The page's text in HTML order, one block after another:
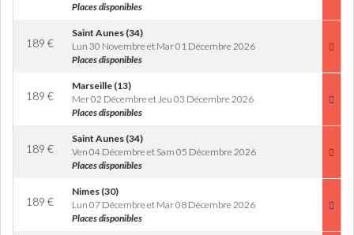
Places disponibles
189 €
Saint Aunes (34)
Lun 30 Novembre et Mar 01 Décembre 2026
Places disponibles
189 €
Marseille (13)
Mer 02 Décembre et Jeu 03 Décembre 2026
Places disponibles
189 €
Saint Aunes (34)
Ven 04 Décembre et Sam 05 Décembre 2026
Places disponibles
189 €
Nimes (30)
Lun 07 Décembre et Mar 08 Décembre 2026
Places disponibles